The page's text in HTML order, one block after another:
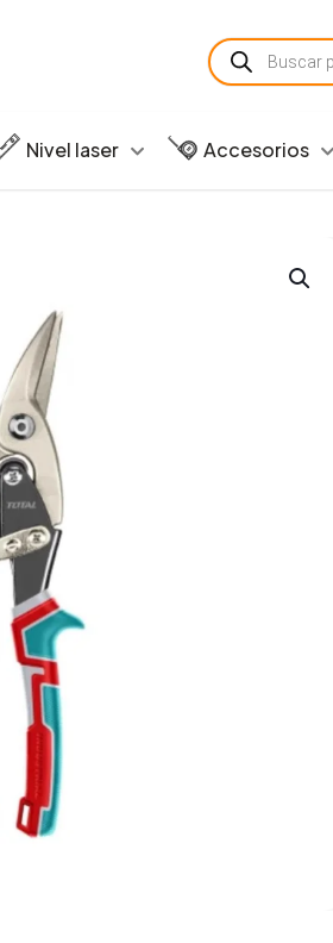
Búsqueda
de
productos
Nivel laser Accesorios